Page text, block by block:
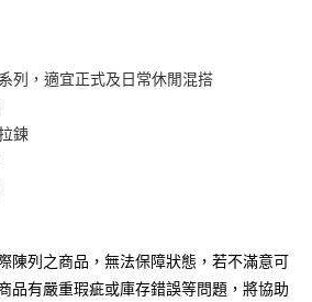
彰化商業銀行
中國信託商業銀行
永豐商業銀行
星展（台灣）商業銀行
列，適宜正式及日常休閒混搭
鍊
陳列之商品，無法保障狀態，若不滿意可
品有嚴重瑕疵或庫存錯誤等問題，將協助